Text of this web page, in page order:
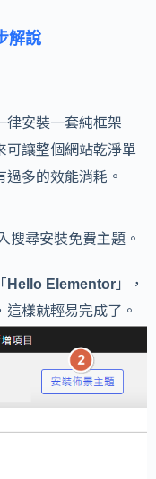
解說
律安裝一套純框架
可讓整個網站乾淨單
多的效能消耗。
搜尋安裝免費主題。
Hello Elementor 」，
樣就輕易完成了。